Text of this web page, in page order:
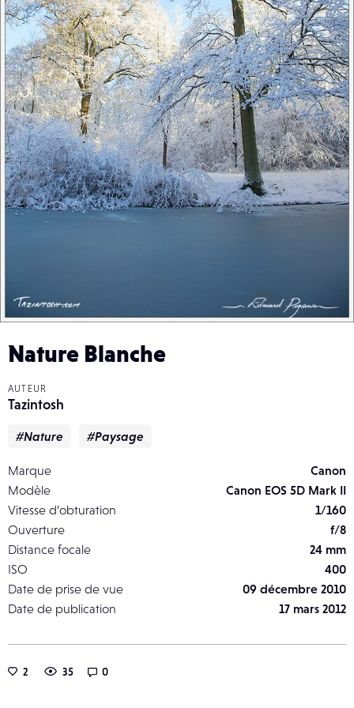
Nature Blanche
AUTEUR
Tazintosh
#Nature #Paysage
Marque
Canon
Modèle
Canon EOS 5D Mark II
Vitesse d’obturation
1/160
Ouverture
f/8
Distance focale
24 mm
ISO
400
Date de prise de vue
09 décembre 2010
Date de publication
17 mars 2012
2 35 0